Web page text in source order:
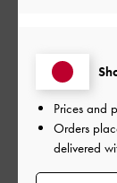
品質
Prices and
Orders
delivered